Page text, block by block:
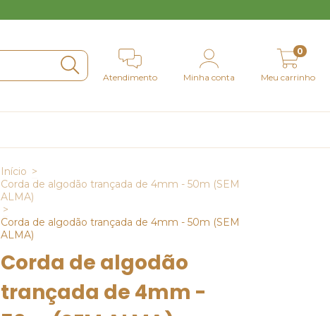
Atendimento Minha conta Meu carrinho
0
Início >
Corda de algodão trançada de 4mm - 50m (SEM
ALMA)
>
Corda de algodão trançada de 4mm - 50m (SEM
ALMA)
Corda de algodão
trançada de 4mm -